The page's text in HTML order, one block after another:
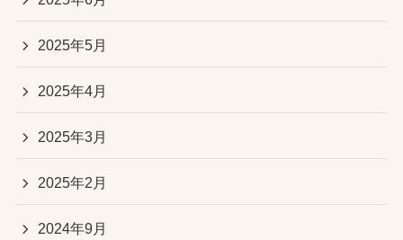
2025年5月
2025年4月
2025年3月
2025年2月
2024年9月